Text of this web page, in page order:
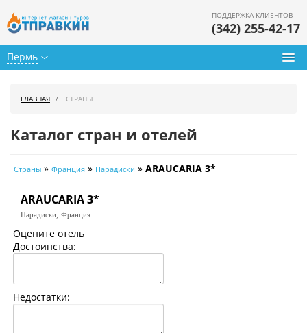
Пермь
ПОДДЕРЖКА КЛИЕНТОВ
(342) 255-42-17
Календарь туров
Цены дня
Страны
ГЛАВНАЯ СТРАНЫ
Каталог стран и отелей
Страны » Франция » Парадиски » ARAUCARIA 3*
ARAUCARIA 3*
Парадиски, Франция
Оцените отель
Достоинства:
Недостатки: